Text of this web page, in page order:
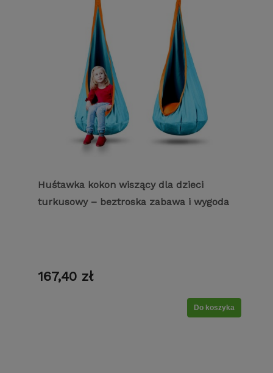
Huśtawka kokon wiszący dla dzieci
turkusowy – beztroska zabawa i wygoda
167,40 zł
Do koszyka